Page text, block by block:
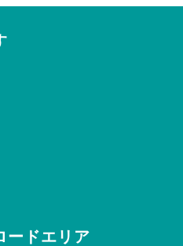
ードエリア